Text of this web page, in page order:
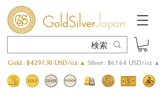
Gold : $4297.30 USD/oz ▲ Silver : $63.64 USD/oz ▲